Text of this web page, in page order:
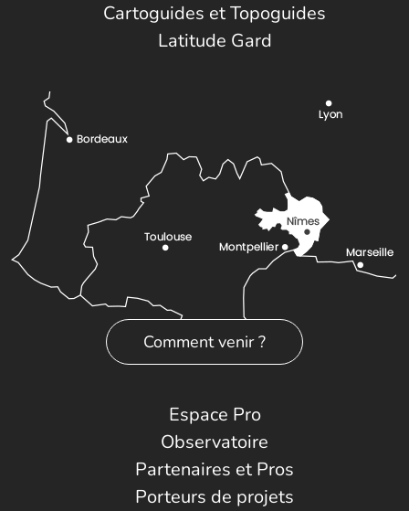
Cartoguides et Topoguides
Latitude Gard
Comment venir ?
Espace Pro
Observatoire
Partenaires et Pros
Porteurs de projets